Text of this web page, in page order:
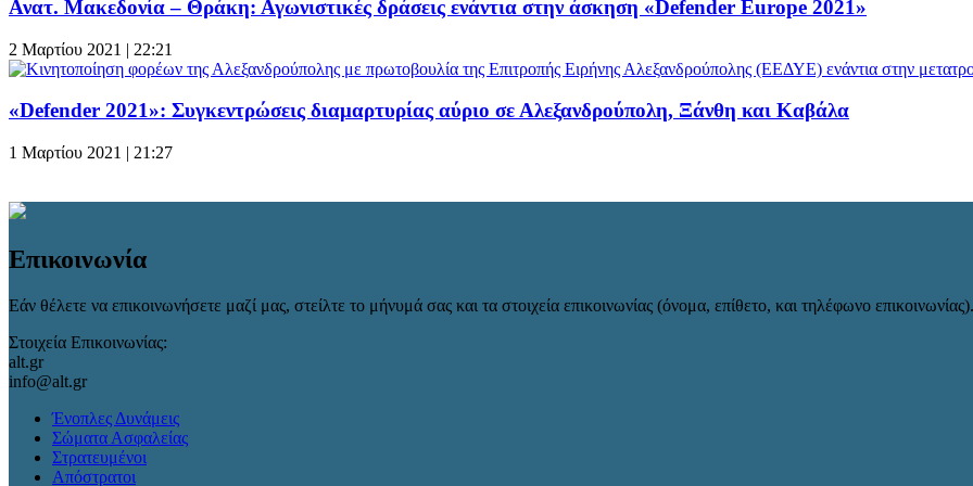
Ανατ. Μακεδονία – Θράκη: Αγωνιστικές δράσεις ενάντια στην άσκηση «Defender Europe 2021»
2 Μαρτίου 2021 | 22:21
«Defender 2021»: Συγκεντρώσεις διαμαρτυρίας αύριο σε Αλεξανδρούπολη, Ξάνθη και Καβάλα
1 Μαρτίου 2021 | 21:27
Επικοινωνία
Εάν θέλετε να επικοινωνήσετε μαζί μας, στείλτε το μήνυμά σας και τα στοιχεία επικοινωνίας (όνομα, επίθετο, και τηλέφωνο επικοινωνίας).
Στοιχεία Επικοινωνίας:
alt.gr
info@alt.gr
Ένοπλες Δυνάμεις
Σώματα Ασφαλείας
Στρατευμένοι
Απόστρατοι